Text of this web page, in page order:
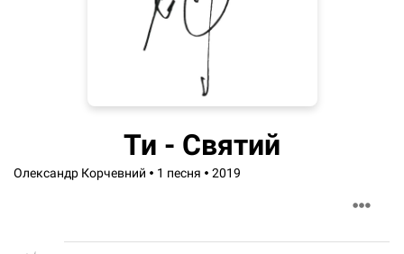
Ти - Святий
Олександр Корчевний 1 песня 2019